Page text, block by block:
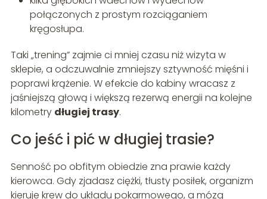
połączonych z prostym rozciąganiem
kręgosłupa.
Taki „trening” zajmie ci mniej czasu niż wizyta w
sklepie, a odczuwalnie zmniejszy sztywność mięśni i
poprawi krążenie. W efekcie do kabiny wracasz z
jaśniejszą głową i większą rezerwą energii na kolejne
kilometry długiej trasy.
Co jeść i pić w długiej trasie?
Senność po obfitym obiedzie zna prawie każdy
kierowca. Gdy zjadasz ciężki, tłusty posiłek, organizm
kieruje krew do układu pokarmowego, a mózg